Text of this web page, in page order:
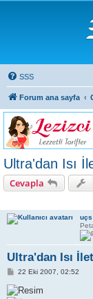
SSS
Forum ana sayfa
Ultra'dan Isı
Cevapla
uçs
Ultra'dan Isı
M
s
a
22 Eki 2007, 02:52